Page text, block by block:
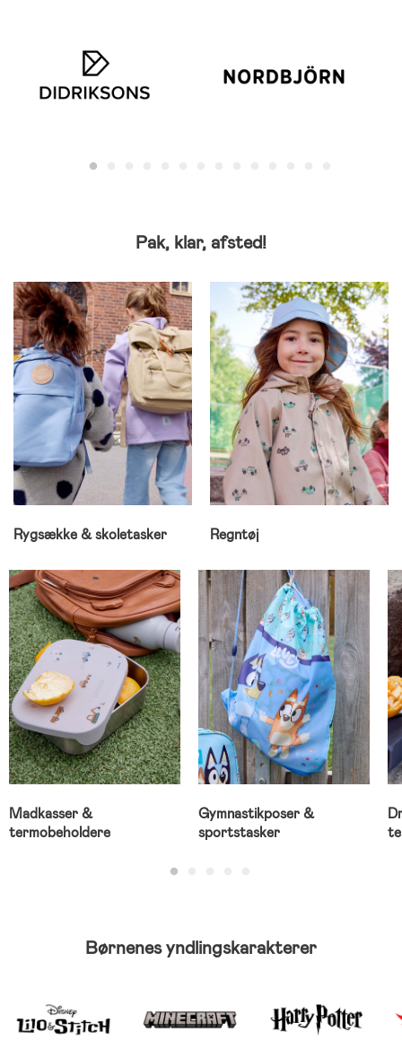
Pak, klar, afsted!
Rygsække & skoletasker Regntøj
Madkasser &
termobeholdere
Gymnastikposer &
sportstasker
Børnenes yndlingskarakterer